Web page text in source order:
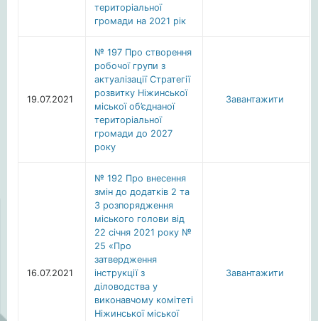
територіальної
громади на 2021 рік
19.07.2021
№ 197 Про створення
робочої групи з
актуалізації Стратегії
розвитку Ніжинської
міської об’єднаної
територіальної
громади до 2027
року
Завантажити
16.07.2021
№ 192 Про внесення
змін до додатків 2 та
3 розпорядження
міського голови від
22 січня 2021 року №
25 «Про
затвердження
інструкції з
діловодства у
виконавчому комітеті
Ніжинської міської
Завантажити